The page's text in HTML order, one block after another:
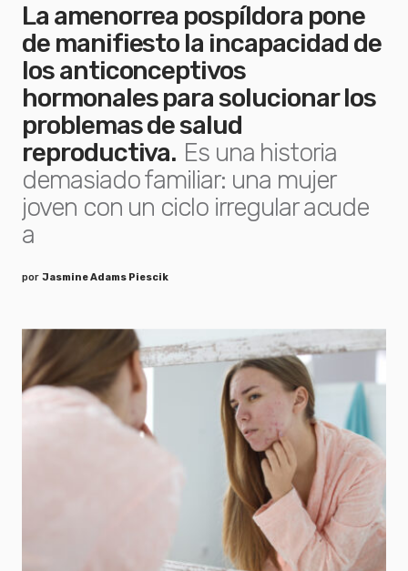
La amenorrea pospíldora pone
de manifiesto la incapacidad de
los anticonceptivos
hormonales para solucionar los
problemas de salud
reproductiva. Es una historia
demasiado familiar: una mujer
joven con un ciclo irregular acude
a
por Jasmine Adams Piescik